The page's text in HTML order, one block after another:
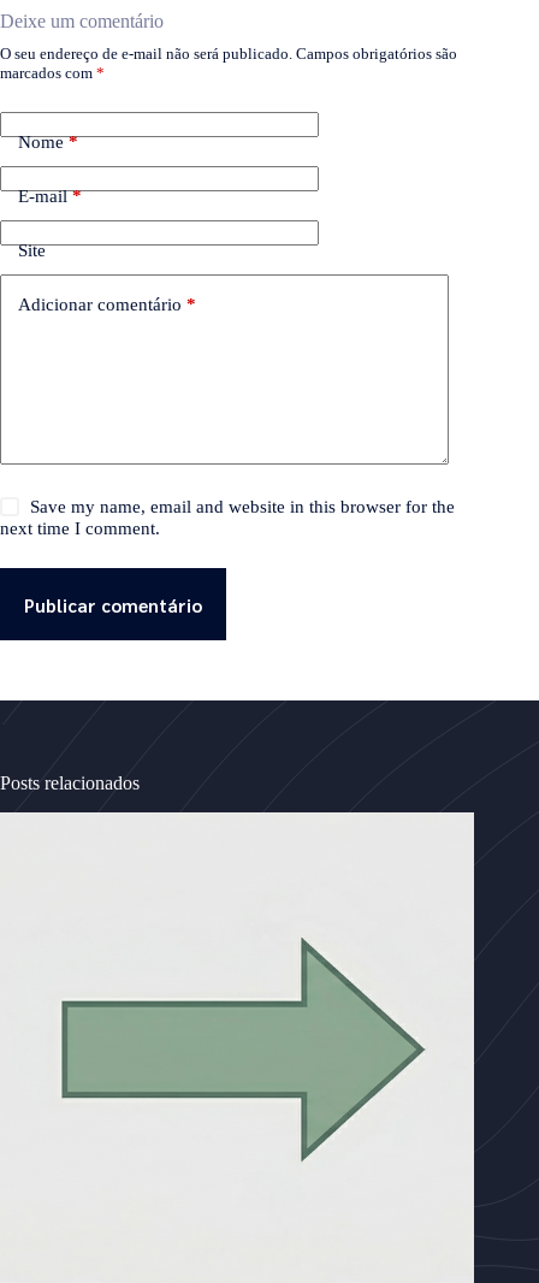
Deixe um comentário
O seu endereço de e-mail não será publicado. Campos obrigatórios são
marcados com *
Nome*
E-mail*
Site
Adicionar comentário *
Save my name, email and website in this browser for the
next time I comment.
Publicar comentário
Posts relacionados